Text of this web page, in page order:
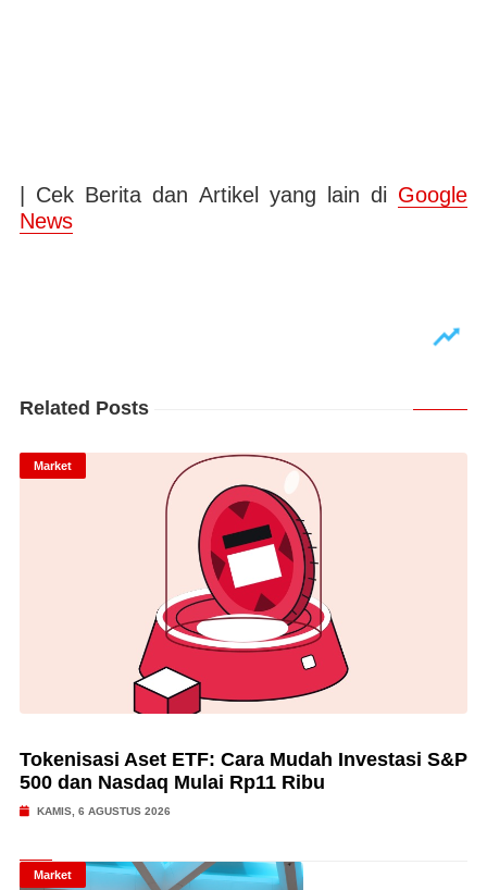
| Cek Berita dan Artikel yang lain di Google
News
Related Posts
Market
Tokenisasi Aset ETF: Cara Mudah Investasi S&P
500 dan Nasdaq Mulai Rp11 Ribu
KAMIS, 6 AGUSTUS 2026
Market